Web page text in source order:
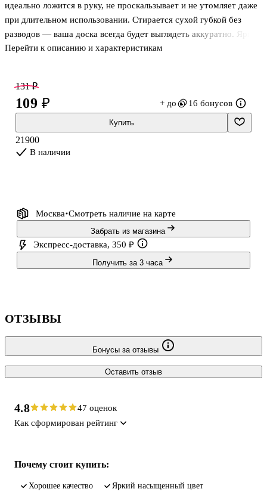
идеально ложится в руку, не проскальзывает и не утомляет даже
при длительном использовании. Стирается сухой губкой без
разводов — ваша доска всегда будет выглядеть аккуратно. Яркий
пигментный чернильный стержень обеспечивает насыщенный
GoodMark — бренд Читай-города, где каждая деталь продумана
профессионалами для вашего удобства.
Перейти к описанию и характеристикам
131 ₽
109 ₽ + до 16 бонусов
Купить
21900
В наличии
Москва Смотреть наличие на карте
Забрать из магазина
Экспресс-доставка, 350 ₽
Получить за 3 часа
ОТЗЫВЫ
Бонусы за отзывы
Оставить отзыв
4.8
47 оценок
Как сформирован рейтинг
Почему стоит купить:
хорошее качество яркий насыщенный цвет